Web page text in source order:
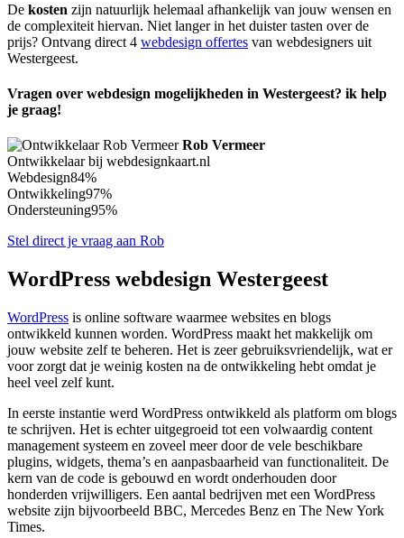
De kosten zijn natuurlijk helemaal afhankelijk van jouw wensen en
de complexiteit hiervan. Niet langer in het duister tasten over de
prijs? Ontvang direct 4 webdesign offertes van webdesigners uit
Westergeest.
Vragen over webdesign mogelijkheden in Westergeest? ik help
je graag!
Rob Vermeer
Ontwikkelaar bij webdesignkaart.nl
Webdesign84%
Ontwikkeling97%
Ondersteuning95%
Stel direct je vraag aan Rob
WordPress webdesign Westergeest
WordPress is online software waarmee websites en blogs
ontwikkeld kunnen worden. WordPress maakt het makkelijk om
jouw website zelf te beheren. Het is zeer gebruiksvriendelijk, wat er
voor zorgt dat je weinig kosten na de ontwikkeling hebt omdat je
heel veel zelf kunt.
In eerste instantie werd WordPress ontwikkeld als platform om blogs
te schrijven. Het is echter uitgegroeid tot een volwaardig content
management systeem en zoveel meer door de vele beschikbare
plugins, widgets, thema’s en aanpasbaarheid van functionaliteit. De
kern van de code is gebouwd en wordt onderhouden door
honderden vrijwilligers. Een aantal bedrijven met een WordPress
website zijn bijvoorbeeld BBC, Mercedes Benz en The New York
Times.